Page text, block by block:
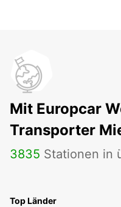
Mit Europcar
Transporter
3835 Stationen in
Top Länder